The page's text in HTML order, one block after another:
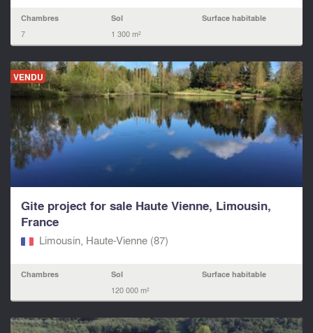
Chambres
7
Sol
1 300 m²
Surface habitable
VENDU
Gite project for sale Haute Vienne, Limousin,
France
Limousin, Haute-Vienne (87)
Chambres Sol
120 000 m²
Surface habitable